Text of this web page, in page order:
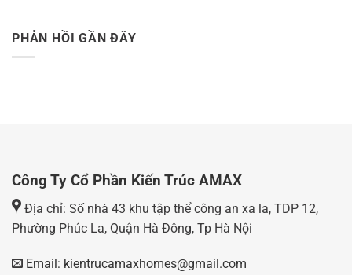
PHẢN HỒI GẦN ĐÂY
Công Ty Cổ Phần Kiến Trúc AMAX
Địa chỉ: Số nhà 43 khu tập thể công an xa la, TDP 12,
Phường Phúc La, Quận Hà Đông, Tp Hà Nội
Email: kientrucamaxhomes@gmail.com